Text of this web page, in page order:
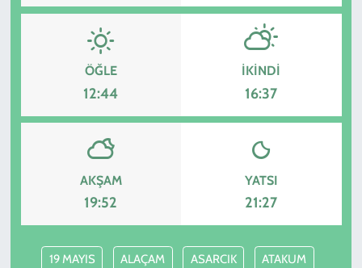
ÖĞLE
12:44
İKINDI
16:37
AKŞAM
19:52
YATSI
21:27
19 MAYIS ALAÇAM ASARCIK ATAKUM